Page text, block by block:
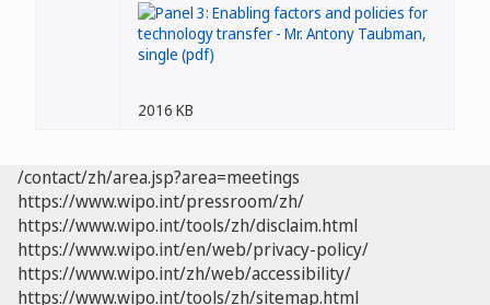
2016 KB
/contact/zh/area.jsp?area=meetings
https://www.wipo.int/pressroom/zh/
https://www.wipo.int/tools/zh/disclaim.html
https://www.wipo.int/en/web/privacy-policy/
https://www.wipo.int/zh/web/accessibility/
https://www.wipo.int/tools/zh/sitemap.html